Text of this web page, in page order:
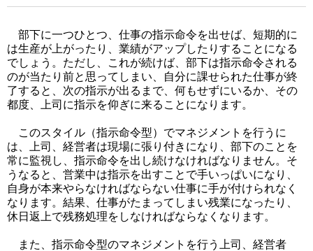
部下に一つひとつ、仕事の指示命令を出せば、短期的に
は生産が上がったり、業績がアップしたりすることになる
でしょう。ただし、これが続けば、部下は指示命令される
のが当たり前と思ってしまい、自分に課せられた仕事が終
了すると、次の指示が出るまで、何もせずにいるか、その
都度、上司に指示を仰ぎに来ることになります。
このスタイル（指示命令型）でマネジメントを行うに
は、上司、経営者は現場に張り付きになり、部下のことを
常に監視し、指示命令を出し続けなければなりません。そ
うなると、営業中は指示を出すことで手いっぱいになり、
自身が本来やらなければならない仕事に手が付けられなく
なります。結果、仕事がたまってしまい残業になったり、
休日返上で残務処理をしなければならなくなります。
また、指示命令型のマネジメントを行う上司、経営者